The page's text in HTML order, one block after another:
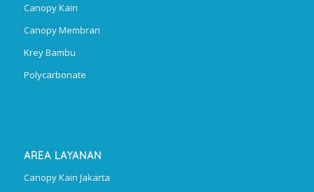
Canopy Kain
Canopy Membran
Krey Bambu
Polycarbonate
AREA LAYANAN
Canopy Kain Jakarta